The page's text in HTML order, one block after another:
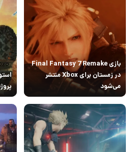
بازی Final Fantasy 7 Remake
در زمستان برای Xbox منتشر
می‌شود